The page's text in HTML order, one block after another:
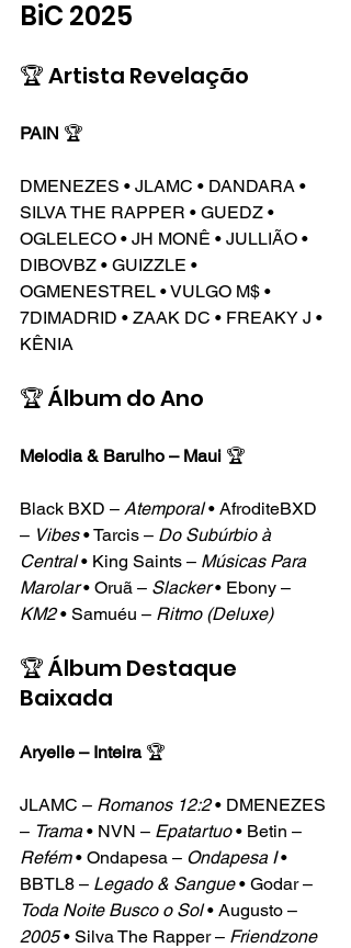
BiC 2025
🏆 Artista Revelação
PAIN 🏆
DMENEZES • JLAMC • DANDARA •
SILVA THE RAPPER • GUEDZ •
OGLELECO • JH MONÊ • JULLIÃO •
DIBOVBZ • GUIZZLE •
OGMENESTREL • VULGO M$ •
7DIMADRID • ZAAK DC • FREAKY J •
KÊNIA
🏆 Álbum do Ano
Melodia & Barulho – Maui 🏆
Black BXD – Atemporal • AfroditeBXD
– Vibes • Tarcis – Do Subúrbio à
Central • King Saints – Músicas Para
Marolar • Oruã – Slacker • Ebony –
KM2 • Samuéu – Ritmo (Deluxe)
🏆 Álbum Destaque
Baixada
Aryelle – Inteira 🏆
JLAMC – Romanos 12:2 • DMENEZES
– Trama • NVN – Epatartuo • Betin –
Refém • Ondapesa – Ondapesa I •
BBTL8 – Legado & Sangue • Godar –
Toda Noite Busco o Sol • Augusto –
2005 • Silva The Rapper – Friendzone